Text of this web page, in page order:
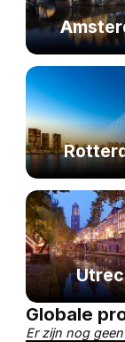
Globale
Er zijn nog